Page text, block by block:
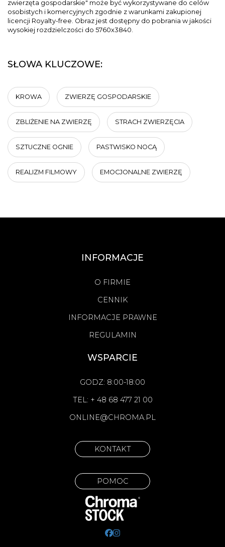
zwierzęta gospodarskie" może być wykorzystywane do celów
osobistych i komercyjnych zgodnie z warunkami zakupionej
licencji Royalty-free. Obraz jest dostępny do pobrania w jakości
wysokiej rozdzielczości do 5760x3840.
SŁOWA KLUCZOWE:
KROWA ZWIERZĘ GOSPODARSKIE
ZBLIŻENIE NA ZWIERZĘ STRACH ZWIERZĘCIA
SZTUCZNE OGNIE PASTWISKO NOCĄ
REALIZM FILMOWY EMOCJONALNE ZWIERZĘ
INFORMACJE
O FIRMIE
CENNIK
INFORMACJE PRAWNE
REGULAMIN
WSPARCIE
GODZ: 8:00-18:00
TEL: + 48 68 477 21 00
ONLINE@CHROMA.PL
KONTAKT
POMOC